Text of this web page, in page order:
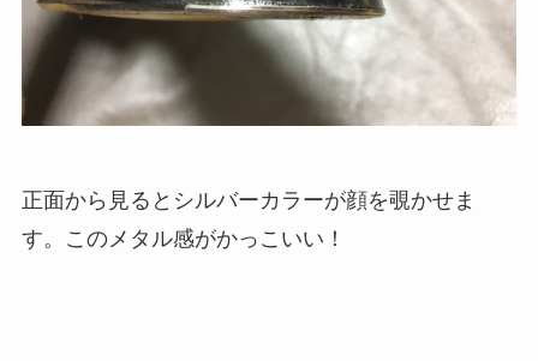
正面から見るとシルバーカラーが顔を覗かせま
す。このメタル感がかっこいい！